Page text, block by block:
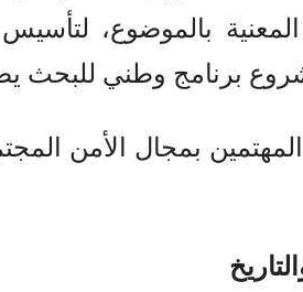
المعنية بالموضوع،
برنامج وطني للبحث
بمجال الأمن